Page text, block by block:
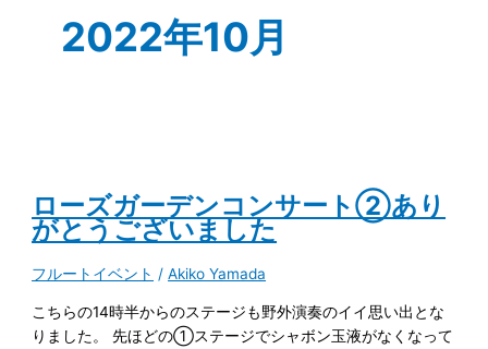
2022年10月
ローズガーデンコンサート②あり
がとうございました
フルートイベント /Akiko Yamada
こちらの14時半からのステージも野外演奏のイイ思い出とな
りました。 先ほどの①ステージでシャボン玉液がなくなって